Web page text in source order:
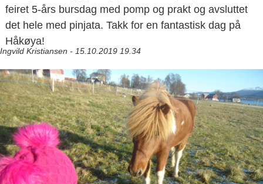
feiret 5-års bursdag med pomp og prakt og avsluttet
det hele med pinjata. Takk for en fantastisk dag på
Håkøya!
Ingvild Kristiansen - 15.10.2019 19.34